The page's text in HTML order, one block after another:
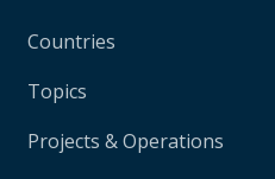
Countries
Topics
Projects & Operations